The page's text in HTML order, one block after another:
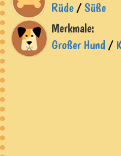
Rüde /Süße
Merkmale:
Großer Hund /